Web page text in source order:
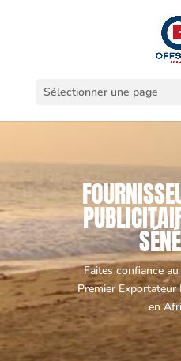
Sélectionner une page
Faites confiance
Premier Exportateur
en